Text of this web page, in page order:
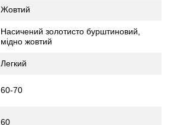
Жовтий
Насичений золотисто бурштиновий,
мідно жовтий
Легкий
60-70
60